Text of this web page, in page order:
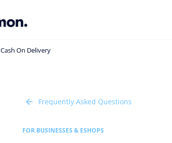
Cash On Delivery
Frequently Asked Questions
FOR BUSINESSES & ESHOPS